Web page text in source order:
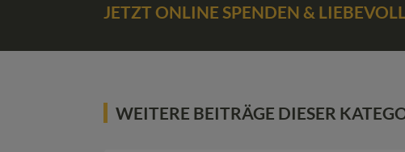
JETZT ONLINE SPENDEN &
WEITERE BEITRÄGE DIESER